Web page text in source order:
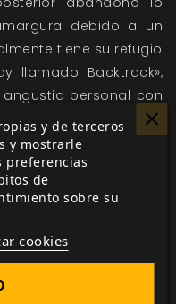
debido a un
tiene su refugio
llamado Backtrack»,
personal con
no binario que le
tanto en la vida
Erzulie es un pilar
la diversidad en las
como un
cumpleaños
y de terceros
y mostrarle
preferencias
de
sobre su
cookies